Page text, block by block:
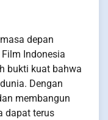
depan
Indonesia
bukti kuat bahwa
Dengan
membangun
dapat terus